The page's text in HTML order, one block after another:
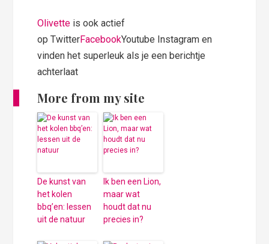
Olivette is ook actief
op TwitterFacebookYoutube Instagram en
vinden het superleuk als je een berichtje
achterlaat
More from my site
De kunst van
het kolen
bbq’en: lessen
uit de natuur
Ik ben een Lion,
maar wat
houdt dat nu
precies in?